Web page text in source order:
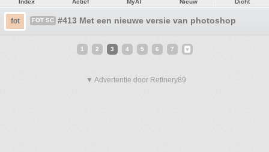
Index Actief MyAT Nieuw Dicht
fot FOT SC #413 Met een nieuwe versie van photoshop
1 2 3 4 5 6 7
▼ Advertentie door Refinery89